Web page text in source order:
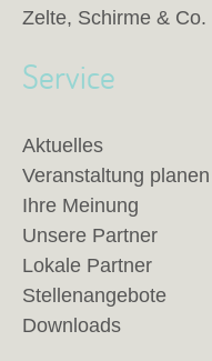
Zelte, Schirme & Co.
Service
Aktuelles
Veranstaltung planen
Ihre Meinung
Unsere Partner
Lokale Partner
Stellenangebote
Downloads